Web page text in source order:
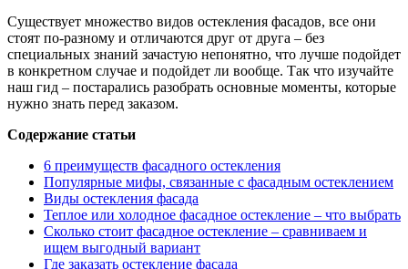
Существует множество видов остекления фасадов, все они
стоят по-разному и отличаются друг от друга – без
специальных знаний зачастую непонятно, что лучше подойдет
в конкретном случае и подойдет ли вообще. Так что изучайте
наш гид – постарались разобрать основные моменты, которые
нужно знать перед заказом.
Содержание статьи
6 преимуществ фасадного остекления
Популярные мифы, связанные с фасадным остеклением
Виды остекления фасада
Теплое или холодное фасадное остекление – что выбрать
Сколько стоит фасадное остекление – сравниваем и
ищем выгодный вариант
Где заказать остекление фасада